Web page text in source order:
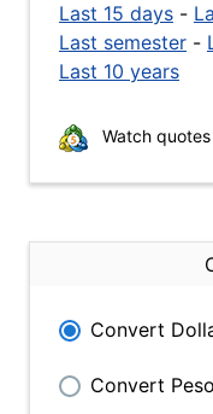
Last 15 days -
Last semester -
Last 10 years
Watch
Convert
Convert